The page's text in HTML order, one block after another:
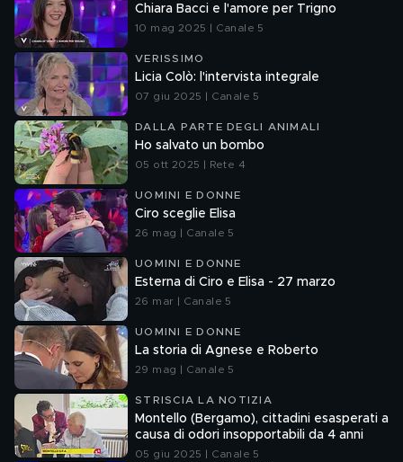
Chiara Bacci e l'amore per Trigno
10 mag 2025 | Canale 5
VERISSIMO
Licia Colò: l'intervista integrale
07 giu 2025 | Canale 5
DALLA PARTE DEGLI ANIMALI
Ho salvato un bombo
05 ott 2025 | Rete 4
UOMINI E DONNE
Ciro sceglie Elisa
26 mag | Canale 5
UOMINI E DONNE
Esterna di Ciro e Elisa - 27 marzo
26 mar | Canale 5
UOMINI E DONNE
La storia di Agnese e Roberto
29 mag | Canale 5
STRISCIA LA NOTIZIA
Montello (Bergamo), cittadini esasperati a
causa di odori insopportabili da 4 anni
05 giu 2025 | Canale 5